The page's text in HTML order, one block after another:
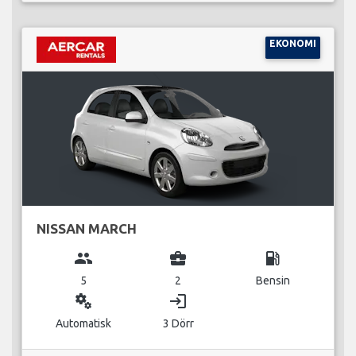
EKONOMI
NISSAN MARCH
group
5
business_center
2
local_gas_station
Bensin
miscellaneous_services
Automatisk
login
3 Dörr